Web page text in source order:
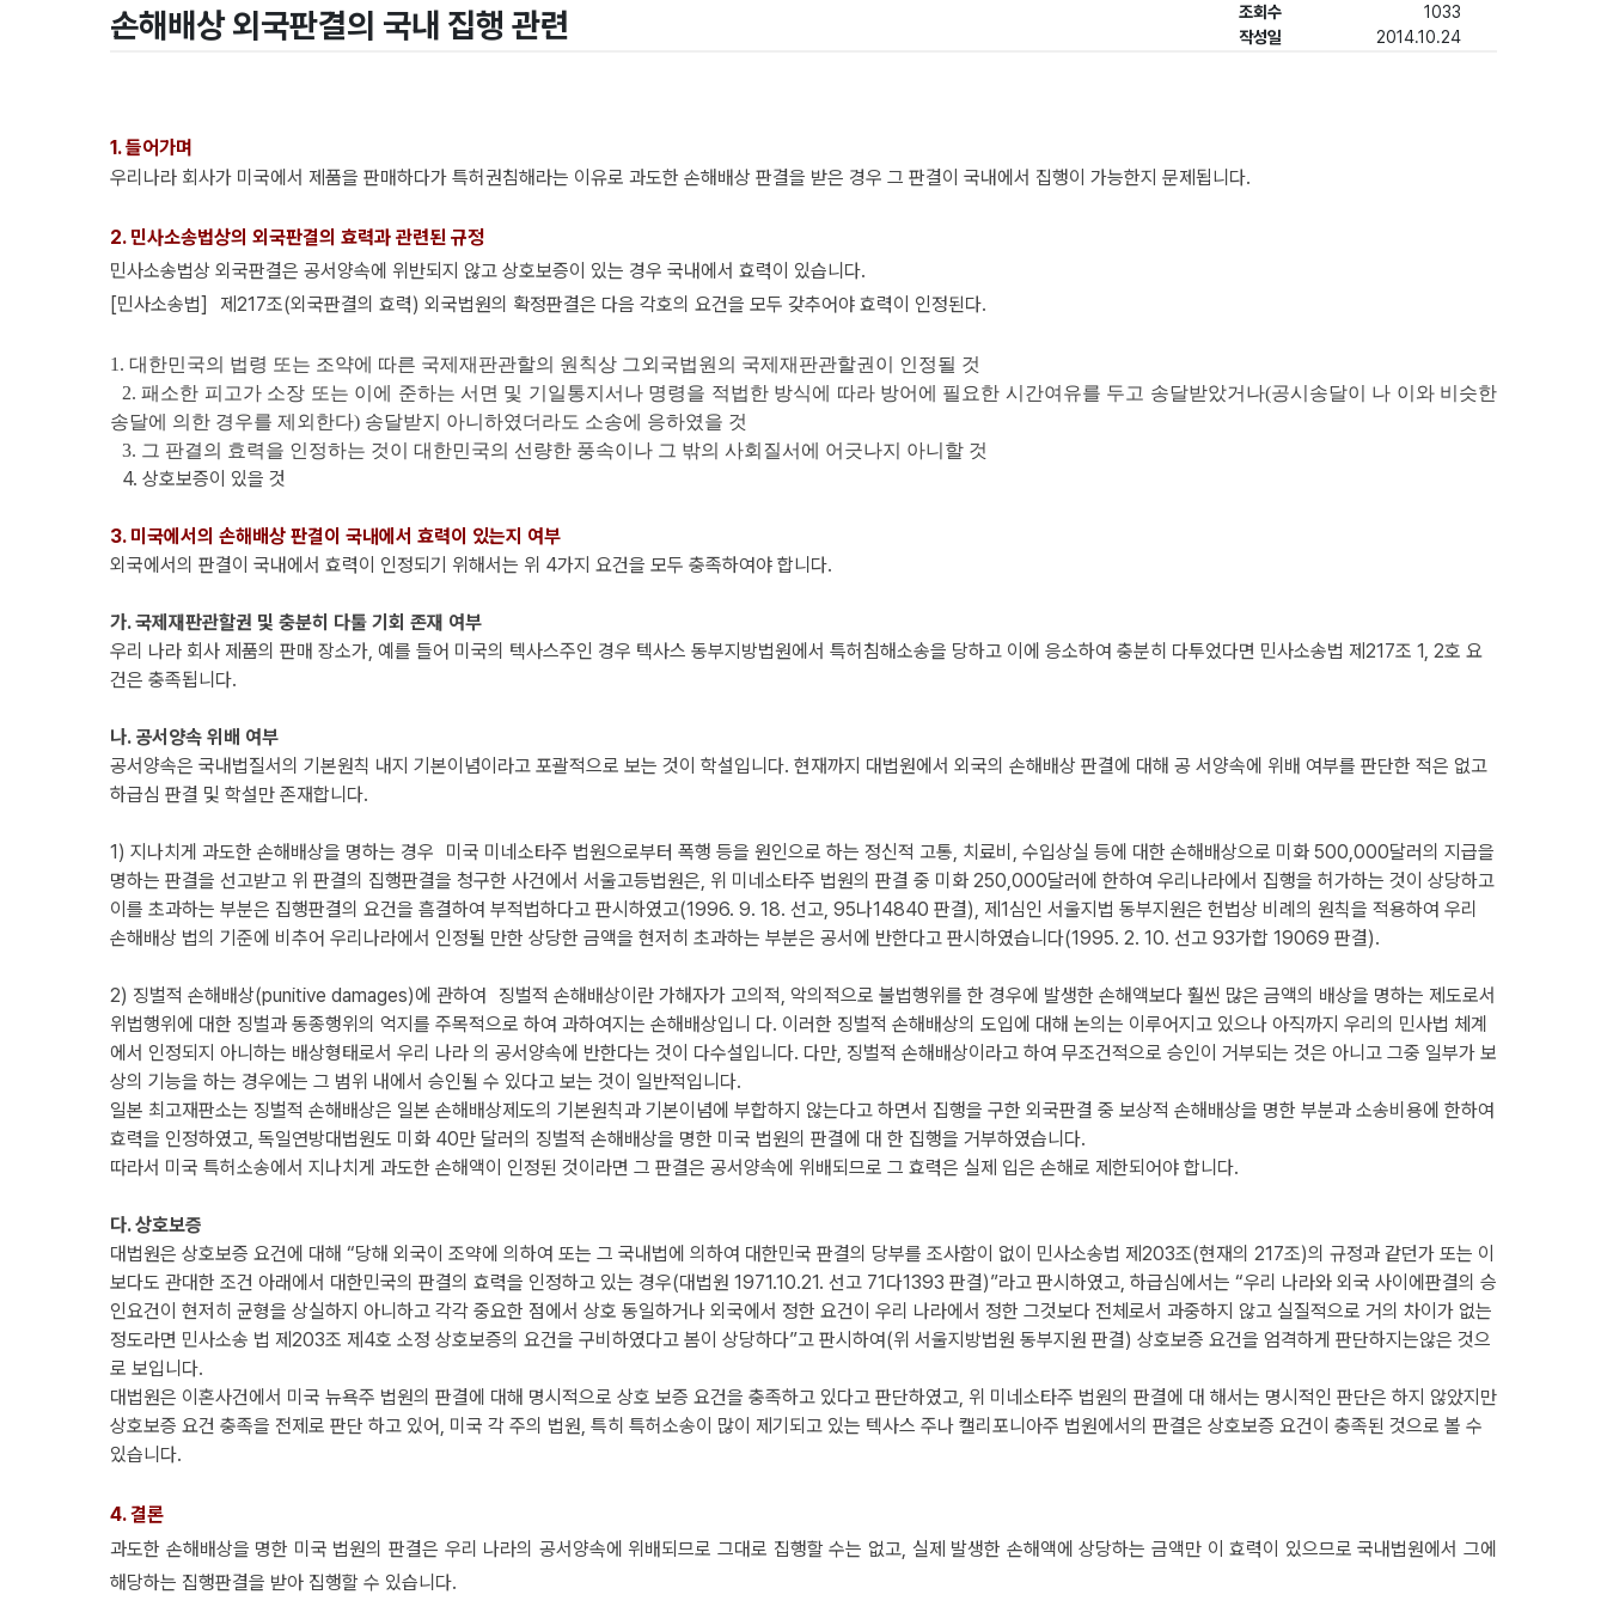
손해배상 외국판결의 국내 집행 관련 조회수
1033
작성일
2014.10.24
1. 들어가며
우리나라 회사가 미국에서 제품을 판매하다가 특허권침해라는 이유로 과도한 손해배상 판결을 받은 경우 그 판결이 국내에서 집행이 가능한지 문제됩니다.
2. 민사소송법상의 외국판결의 효력과 관련된 규정
민사소송법상 외국판결은 공서양속에 위반되지 않고 상호보증이 있는 경우 국내에서 효력이 있습니다.
[민사소송법] 제217조(외국판결의 효력) 외국법원의 확정판결은 다음 각호의 요건을 모두 갖추어야 효력이 인정된다.
1. 대한민국의 법령 또는 조약에 따른 국제재판관할의 원칙상 그외국법원의 국제재판관할권이 인정될 것
2. 패소한 피고가 소장 또는 이에 준하는 서면 및 기일통지서나 명령을 적법한방식에 따라 방어에 필요한 시간여유를 두고 송달받았거나(공시송달이 나 이와 비슷한
송달에 의한 경우를 제외한다) 송달받지 아니하였더라도 소송에 응하였을 것
3. 그 판결의 효력을 인정하는 것이 대한민국의 선량한 풍속이나 그 밖의 사회질서에 어긋나지 아니할 것
4. 상호보증이 있을 것
3. 미국에서의 손해배상 판결이 국내에서 효력이 있는지 여부
외국에서의 판결이 국내에서 효력이 인정되기 위해서는 위 4가지 요건을 모두 충족하여야 합니다.
가. 국제재판관할권 및 충분히 다툴 기회 존재 여부
우리 나라 회사 제품의 판매 장소가, 예를 들어 미국의 텍사스주인 경우 텍사스 동부지방법원에서 특허침해소송을 당하고 이에 응소하여 충분히 다투었다면 민사소송법 제217조 1, 2호 요
건은 충족됩니다.
나. 공서양속 위배 여부
공서양속은 국내법질서의 기본원칙 내지 기본이념이라고 포괄적으로 보는 것이 학설입니다. 현재까지 대법원에서 외국의 손해배상 판결에 대해 공 서양속에 위배 여부를 판단한 적은 없고
하급심 판결 및 학설만 존재합니다.
1) 지나치게 과도한 손해배상을 명하는 경우 미국 미네소타주 법원으로부터 폭행 등을 원인으로 하는 정신적 고통, 치 료비, 수입상실 등에 대한 손해배상으로 미화 500,000달러의 지급을
명하는 판결을 선고받고 위 판결의 집행판결을 청구한 사건에서 서울고등법원은, 위 미네소타주 법원의 판결 중 미화 250,000달러에 한하여 우리나라에서 집행을 허가하는 것이 상당하고
이를 초과하는 부분은 집행판결의 요건을 흠결하여 부적법하다고 판시하였고(1996. 9. 18. 선고, 95나14840 판결), 제1심인 서울지법 동부지원은 헌법상 비례의 원칙을 적용하여 우리
손해배상 법의 기준에 비추어 우리나라에서 인정될 만한 상당한 금액을 현저히 초과하는 부분은 공서에 반한다고 판시하였습니다(1995. 2. 10. 선고 93가합 19069 판결).
2) 징벌적 손해배상(punitive damages)에 관하여 징벌적 손해배상이란 가해자가 고의적, 악의적으로 불법행위를 한 경우에 발생한 손해액보다 훨씬 많은 금액의 배상을 명하는 제도로서
위법행위에 대한 징벌과 동종행위의 억지를 주목적으로 하여 과하여지는 손해배상입니 다. 이러한 징벌적 손해배상의 도입에 대해 논의는 이루어지고 있으나 아직까지 우리의 민사법 체계
에서 인정되지 아니하는 배상형태로서 우리 나라 의 공서양속에 반한다는 것이 다수설입니다. 다만, 징벌적 손해배상이라고 하여 무조건적으로 승인이 거부되는 것은 아니고 그중 일부가 보
상의 기능을 하는 경우에는 그 범위 내에서 승인될 수 있다고 보는 것이 일반적입니다.
일본 최고재판소는 징벌적 손해배상은 일본 손해배상제도의 기본원칙과 기본이념에 부합하지 않는다고 하면서 집행을 구한 외국판결 중 보상적 손해배상을 명한 부분과 소송비용에 한하여
효력을 인정하였고, 독일연방대법원도 미화 40만 달러의 징벌적 손해배상을 명한 미국 법원의 판결에 대 한 집행을 거부하였습니다.
따라서 미국 특허소송에서 지나치게 과도한 손해액이 인정된 것이라면 그 판결은 공서양속에 위배되므로 그 효력은 실제 입은 손해로 제한되어야 합니다.
다. 상호보증
대법원은 상호보증 요건에 대해 “당해 외국이 조약에 의하여 또는 그 국내법에 의하여 대한민국 판결의 당부를 조사함이 없이 민사소송법 제203조(현재의 217조)의 규정과 같던가 또는 이
보다도 관대한 조건 아래에서 대한민국의 판결의 효력을 인정하고 있는 경우(대법원 1971.10.21. 선고 71다1393 판결)”라고 판시하였고, 하급심에서는 “우리 나라와 외국 사이에 판결의 승
인요건이 현저히 균형을 상실하지 아니하고 각각 중요한 점에서 상호 동일하거나 외국에서 정한 요건이 우리 나라에서 정한 그것보다 전체로서 과중하지 않고 실질적으로 거의 차이가 없는
정도라면 민사소송 법 제203조 제4호 소정 상호보증의 요건을 구비하였다고 봄이 상당하다”고 판시하여(위 서울지방법원 동부지원 판결) 상호보증 요건을 엄격하게 판단하지는않은 것으
로 보입니다.
대법원은 이혼사건에서 미국 뉴욕주 법원의 판결에 대해 명시적으로 상호 보증 요건을 충족하고 있다고 판단하였고, 위 미네소타주 법원의 판결에 대 해서는 명시적인 판단은 하지 않았지만
상호보증 요건 충족을 전제로 판단 하고 있어, 미국 각 주의 법원, 특히 특허소송이 많이 제기되고 있는 텍사스 주나 캘리포니아주 법원에서의 판결은 상호보증 요건이 충족된 것으로 볼 수
있습니다.
4. 결론
과도한 손해배상을 명한 미국 법원의 판결은 우리 나라의 공서양속에 위배되므로 그대로 집행할 수는 없고, 실제 발생한 손해액에 상당하는 금액만 이 효력이 있으므로 국내법원에서 그에
해당하는 집행판결을 받아 집행할 수 있습니다.